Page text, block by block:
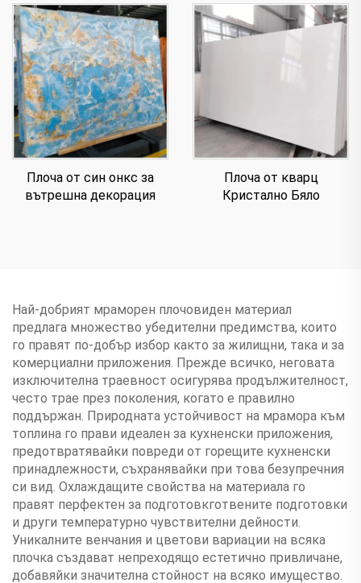
Плоча от син онкс за
вътрешна декорация
Плоча от кварц
Кристално Бяло
Най-добрият мраморен плочовиден материал
предлага множество убедителни предимства, които
го правят по-добър избор както за жилищни, така и за
комерциални приложения. Прежде всичко, неговата
изключителна траевност осигурява продължителност,
често трае през поколения, когато е правилно
поддържан. Природната устойчивост на мрамора към
топлина го прави идеален за кухненски приложения,
предотвратявайки повреди от горещите кухненски
принадлежности, съхранявайки при това безупречния
си вид. Охлаждащите свойства на материала го
правят перфектен за подготовкготвените подготовки
и други температурно чувствителни дейности.
Уникалните венчания и цветови вариации на всяка
плочка създават непреходящо естетично привличане,
добавяйки значителна стойност на всяко имущество.